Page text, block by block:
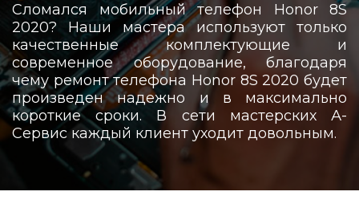
Сломался мобильный телефон Honor 8S
2020? Наши мастера используют только
качественные комплектующие и
современное оборудование, благодаря
чему ремонт телефона Honor 8S 2020 будет
произведен надежно и в максимально
короткие сроки. В сети мастерских А-
Сервис каждый клиент уходит довольным.